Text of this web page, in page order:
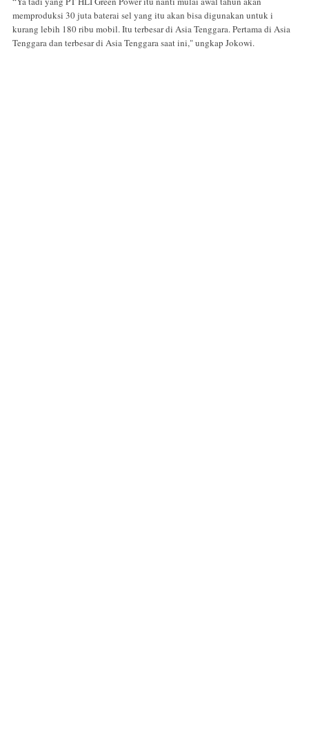
memproduksi 30 juta baterai sel yang itu akan bisa digunakan untuk i
kurang lebih 180 ribu mobil. Itu terbesar di Asia Tenggara. Pertama di Asia
Tenggara dan terbesar di Asia Tenggara saat ini," ungkap Jokowi.